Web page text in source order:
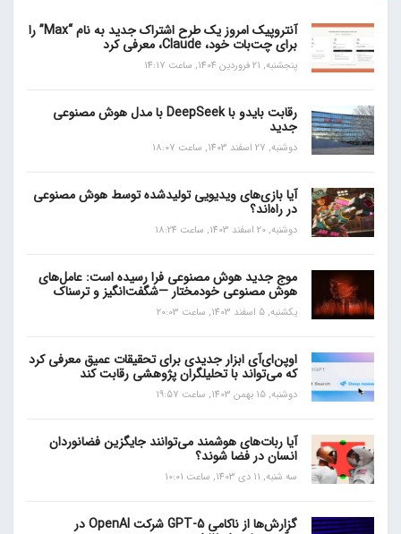
آنتروپیک امروز یک طرح اشتراک جدید به نام “Max” را
برای چت‌بات خود، Claude، معرفی کرد
پنجشنبه, 21 فروردین 1404, ساعت 14:17
رقابت بایدو با DeepSeek با مدل هوش مصنوعی
جدید
دوشنبه, 27 اسفند 1403, ساعت 18:07
آیا بازی‌های ویدیویی تولیدشده توسط هوش مصنوعی
در راه‌اند؟
دوشنبه, 20 اسفند 1403, ساعت 18:24
موج جدید هوش مصنوعی فرا رسیده است: عامل‌های
هوش مصنوعی خودمختار —شگفت‌انگیز و ترسناک
یکشنبه, 5 اسفند 1403, ساعت 20:03
اوپن‌ای‌آی ابزار جدیدی برای تحقیقات عمیق معرفی کرد
که می‌تواند با تحلیلگران پژوهشی رقابت کند
دوشنبه, 15 بهمن 1403, ساعت 19:57
آیا ربات‌های هوشمند می‌توانند جایگزین فضانوردان
انسان در فضا شوند؟
سه شنبه, 11 دی 1403, ساعت 10:01
گزارش‌ها از ناکامی GPT-5 شرکت OpenAI در